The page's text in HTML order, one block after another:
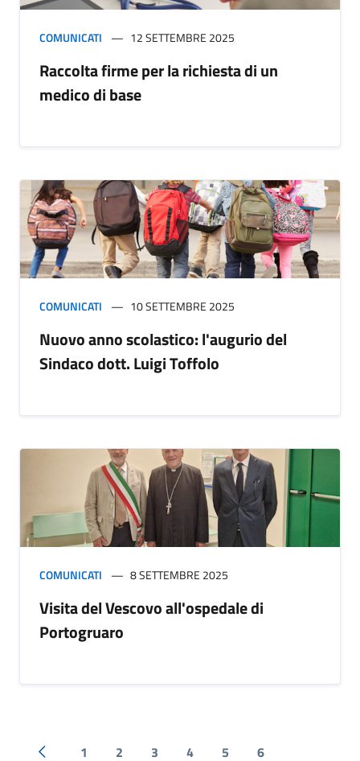
COMUNICATI 12 SETTEMBRE 2025
Raccolta firme per la richiesta di un
medico di base
COMUNICATI 10 SETTEMBRE 2025
Nuovo anno scolastico: l'augurio del
Sindaco dott. Luigi Toffolo
COMUNICATI 8 SETTEMBRE 2025
Visita del Vescovo all'ospedale di
Portogruaro
1 2 3 4 5 6